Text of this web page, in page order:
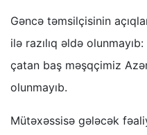
Gəncə təmsilçisinin
ilə razılıq əldə
çatan baş məşqçimiz
olunmayıb.
Mütəxəssisə gələcək